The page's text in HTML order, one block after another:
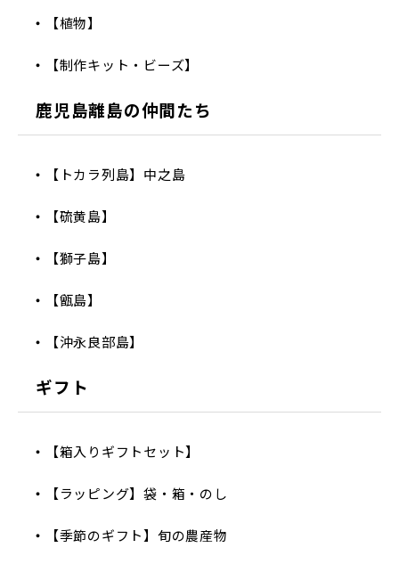
【植物】
【制作キット・ビーズ】
鹿児島離島の仲間たち
【トカラ列島】中之島
【硫黄島】
【獅子島】
【甑島】
【沖永良部島】
ギフト
【箱入りギフトセット】
【ラッピング】袋・箱・のし
【季節のギフト】旬の農産物